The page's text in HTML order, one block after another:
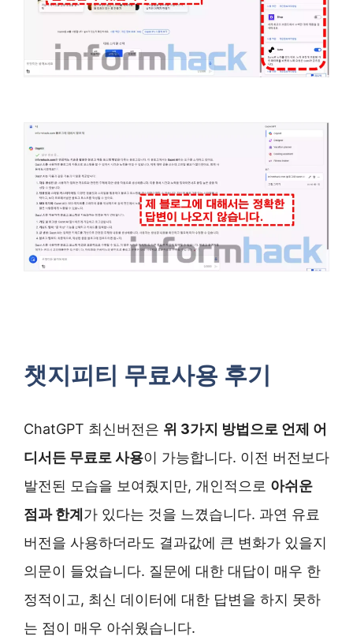
챗지피티 무료사용 후기
ChatGPT 최신버전은 위 3가지 방법으로 언제 어
디서든 무료로 사용이 가능합니다. 이전 버전보다
발전된 모습을 보여줬지만, 개인적으로 아쉬운
점과 한계가 있다는 것을 느꼈습니다. 과연 유료
버전을 사용하더라도 결과값에 큰 변화가 있을지
의문이 들었습니다. 질문에 대한 대답이 매우 한
정적이고, 최신 데이터에 대한 답변을 하지 못하
는 점이 매우 아쉬웠습니다.